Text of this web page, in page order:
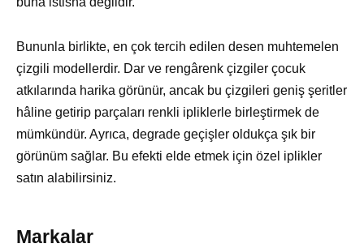
Bununla birlikte, en çok tercih edilen desen muhtemelen
çizgili modellerdir. Dar ve rengârenk çizgiler çocuk
atkılarında harika görünür, ancak bu çizgileri geniş şeritler
hâline getirip parçaları renkli ipliklerle birleştirmek de
mümkündür. Ayrıca, degrade geçişler oldukça şık bir
görünüm sağlar. Bu efekti elde etmek için özel iplikler
satın alabilirsiniz.
Markalar